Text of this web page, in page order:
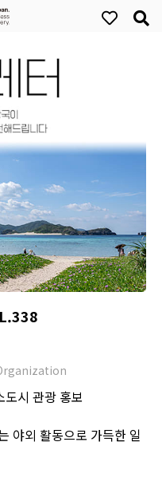
시 관광 홍보
야외 활동으로 가득한 일